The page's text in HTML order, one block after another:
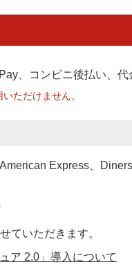
Pay、コンビニ後払い、
ただけません。
Express、
ていただきます。
ア 2.0」導入について